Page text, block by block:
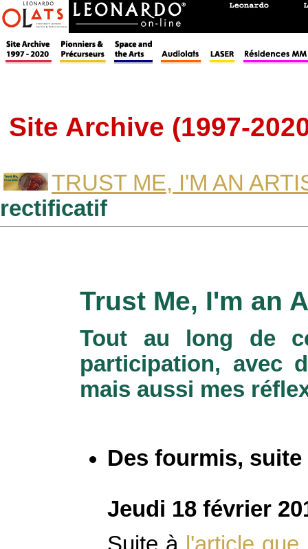
Site Archive (1997-
TRUST ME, I'M AN
rectificatif
Trust Me, I'm an
Tout au long de
participation, avec
mais aussi mes
Des fourmis,
Jeudi 18 février
Suite à l'article